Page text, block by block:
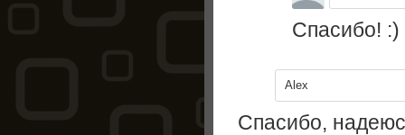
Спасибо! :)
Alex
Спасибо,